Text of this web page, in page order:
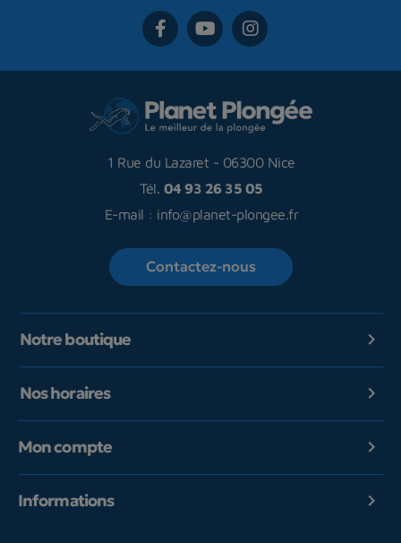
1 Rue du Lazaret - 06300 Nice
Tél. 04 93 26 35 05
E-mail : info@planet-plongee.fr
Contactez-nous
Notre boutique 
Nos horaires 
Mon compte 
Informations 